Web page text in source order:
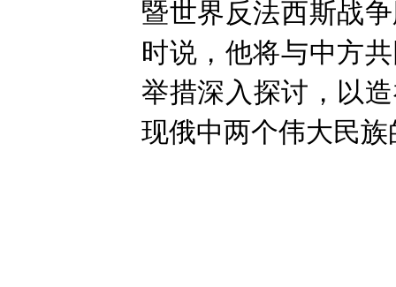
暨世界反法西斯战
时说，他将与中方
举措深入探讨，以
现俄中两个伟大民